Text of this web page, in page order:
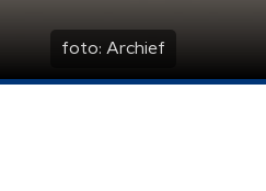
foto: Archief